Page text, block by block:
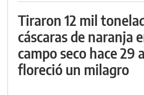
Tiraron 12 mil
cáscaras de naranja
campo seco hace 29
floreció un milagro